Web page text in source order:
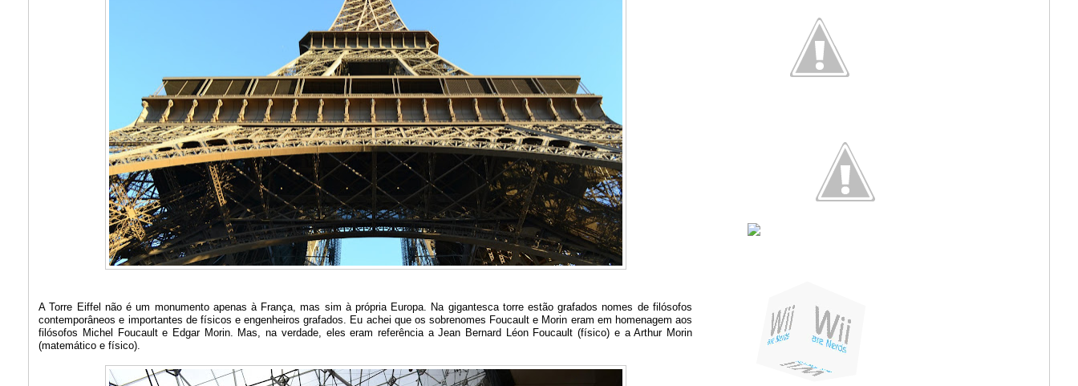
A Torre Eiffel não é um monumento apenas à França, mas sim à própria Europa. Na gigantesca torre estão grafados nomes de filósofos
contemporâneos e importantes de físicos e engenheiros grafados. Eu achei que os sobrenomes Foucault e Morin eram em homenagem aos
filósofos Michel Foucault e Edgar Morin. Mas, na verdade, eles eram referência a Jean Bernard Léon Foucault (físico) e a Arthur Morin
(matemático e físico).